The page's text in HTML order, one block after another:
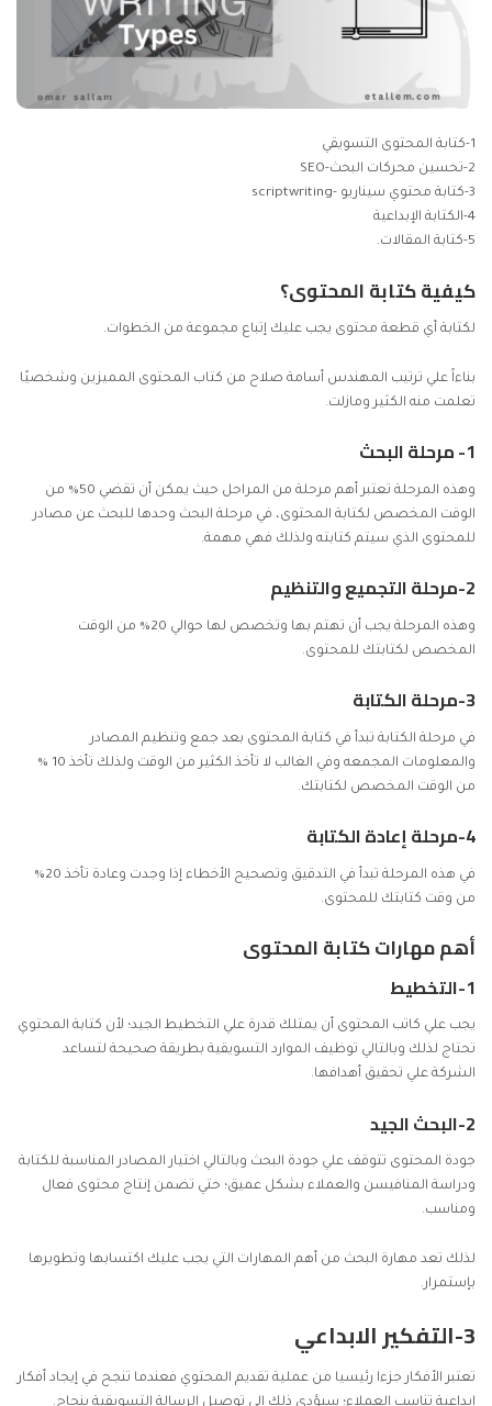
1-كتابة
المحتوى التسويقي
2-تحسين محركات البحث-SEO
3-كتابة محتوي سيناريو -scriptwriting
4-الكتابة الإبداعية
5-كتابة المقالات.
كيفية كتابة المحتوى؟
لكتابة أي قطعة محتوى يجب عليك إتباع مجموعة من الخطوات.
بناءاً علي ترتيب المهندس أسامة صلاح من كتاب المحتوى المميزين وشخصيًا
تعلمت منه الكثير ومازلت.
1- مرحلة البحث
وهذه المرحلة تعتبر أهم مرحلة من المراحل حيث يمكن أن تقضي 50% من
الوقت المخصص لكتابة المحتوى، في مرحلة البحث وحدها للبحث عن مصادر
للمحتوى الذي سيتم كتابته ولذلك فهي مهمة.
2-مرحلة التجميع والتنظيم
وهذه المرحلة يجب أن تهتم بها وتخصص لها حوالي 20% من الوقت
المخصص لكتابتك للمحتوى.
3-مرحلة الكتابة
في مرحلة الكتابة تبدأ في كتابة المحتوى بعد جمع وتنظيم المصادر
والمعلومات المجمعه وفي الغالب لا تأخذ الكثير من الوقت ولذلك تأخذ 10 %
من الوقت المخصص لكتابتك.
4-مرحلة إعادة الكتابة
في هذه المرحلة تبدأ في التدقيق وتصحيح الأخطاء إذا وجدت وعادة تأخذ 20%
من وقت كتابتك للمحتوى.
أهم مهارات كتابة المحتوى
1-التخطيط
يجب علي كاتب المحتوى أن يمتلك قدرة علي التخطيط الجيد؛ لأن كتابة المحتوي
تحتاج لذلك وبالتالي توظيف الموارد التسويقية بطريقة صحيحة لتساعد
الشركة علي تحقيق أهدافها.
2-البحث الجيد
جودة المحتوى تتوقف علي جودة البحث وبالتالي اختيار المصادر المناسبة للكتابة
ودراسة المنافيسن والعملاء بشكل عميق؛ حتي تضمن إنتاج محتوى فعال
ومناسب.
لذلك تعد مهارة البحث من أهم المهارات التي يجب عليك اكتسابها وتطويرها
بإستمرار.
3-التفكير الابداعي
تعتبر الأفكار جزءا رئيسيا من عملية تقديم المحتوي فعندما تنجح في إيجاد أفكار
إبداعية تناسب العملاء؛ سيؤدي ذلك إلي توصيل الرسالة التسويقية بنجاح.